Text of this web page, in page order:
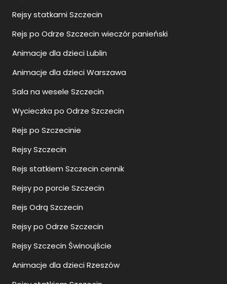
Rejsy statkami Szczecin
Rejs po Odrze Szczecin wieczór panieński
Animacje dla dzieci Lublin
Animacje dla dzieci Warszawa
Sala na wesele Szczecin
Wycieczka po Odrze Szczecin
Rejs po Szczecinie
Rejsy Szczecin
Rejs statkiem Szczecin cennik
Rejsy po porcie Szczecin
Rejs Odrą Szczecin
Rejsy po Odrze Szczecin
Rejsy Szczecin Świnoujście
Animacje dla dzieci Rzeszów